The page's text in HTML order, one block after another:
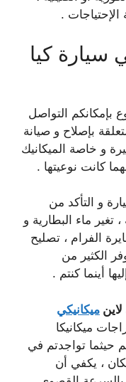
.
سيارة كيا
بإمكانكم التواصل
بإصلاح و صيانة
و خاصة الميكانيك
كانت نوعيتها .
و التأكد من
تغير ماء البطارية و
الفرام ، تصليح
الكثير من
أينما كنتم .
ميكانيكي
ميكانيكا
حيثما تواجدتم في
، يكفي أن